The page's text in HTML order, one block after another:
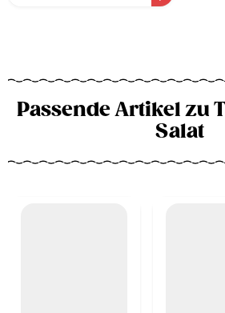
Passende Artikel zu
Salat